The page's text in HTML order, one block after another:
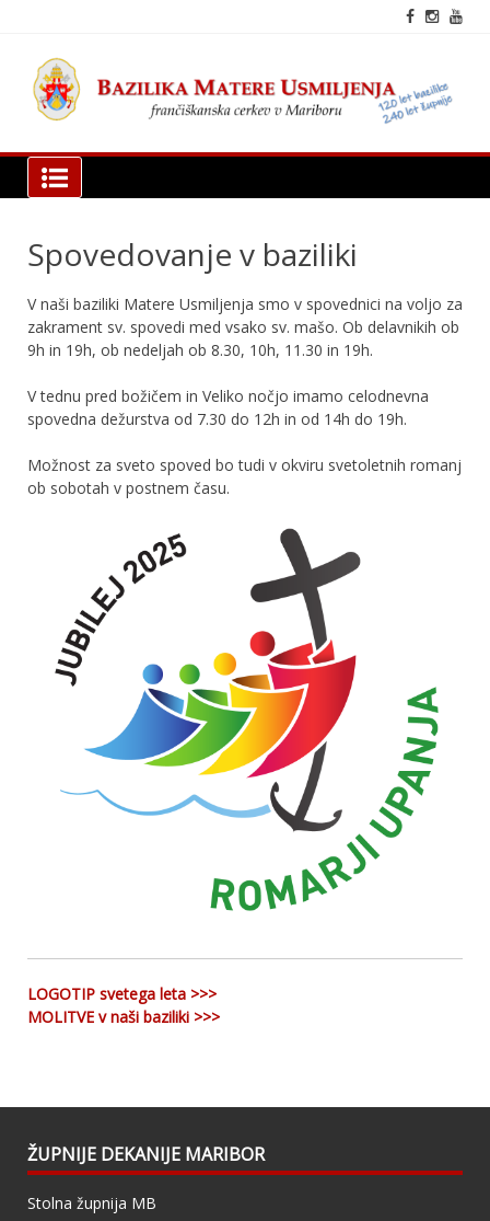
content
Bazilika Matere Usmiljenja
Spovedovanje v baziliki
V naši baziliki Matere Usmiljenja smo v spovednici na voljo za
zakrament sv. spovedi med vsako sv. mašo. Ob delavnikih ob
9h in 19h, ob nedeljah ob 8.30, 10h, 11.30 in 19h.
V tednu pred božičem in Veliko nočjo imamo celodnevna
spovedna dežurstva od 7.30 do 12h in od 14h do 19h.
Možnost za sveto spoved bo tudi v okviru svetoletnih romanj
ob sobotah v postnem času.
LOGOTIP svetega leta >>>
MOLITVE v naši baziliki >>>
ŽUPNIJE DEKANIJE MARIBOR
Stolna župnija MB